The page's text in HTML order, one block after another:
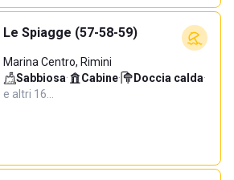
Le Spiagge (57-58-59)
Marina Centro, Rimini
Sabbiosa· Cabine· Doccia calda·
e altri 16…